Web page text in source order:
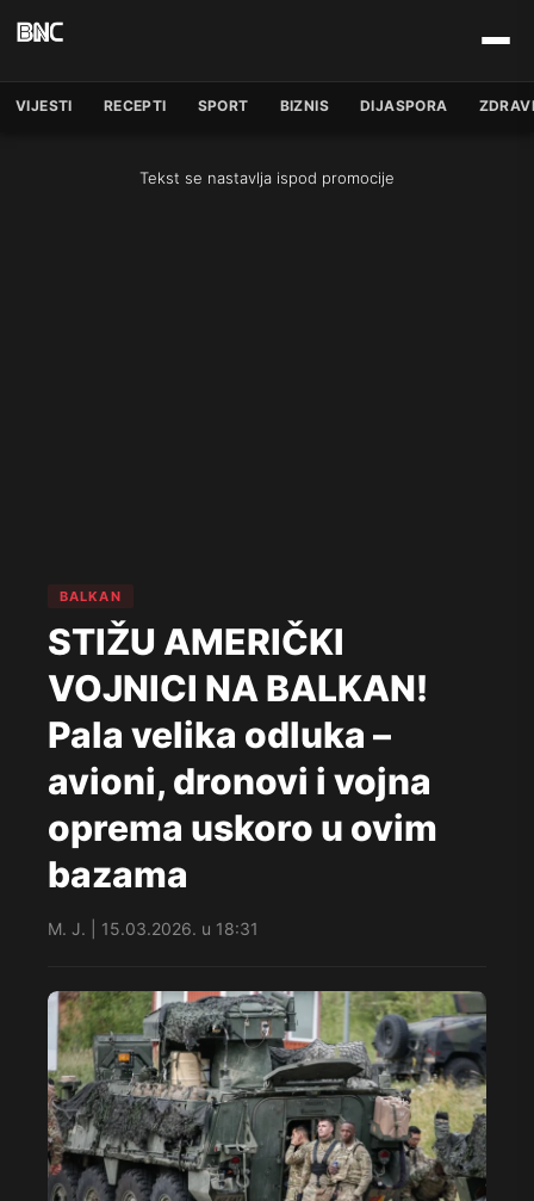
VIJESTI RECEPTI SPORT BIZNIS DIJASPORA
Tekst se nastavlja ispod promocije
BALKAN
STIŽU AMERIČKI
VOJNICI NA BALKAN!
Pala velika odluka –
avioni, dronovi i vojna
oprema uskoro u ovim
bazama
M. J. | 15.03.2026. u 18:31